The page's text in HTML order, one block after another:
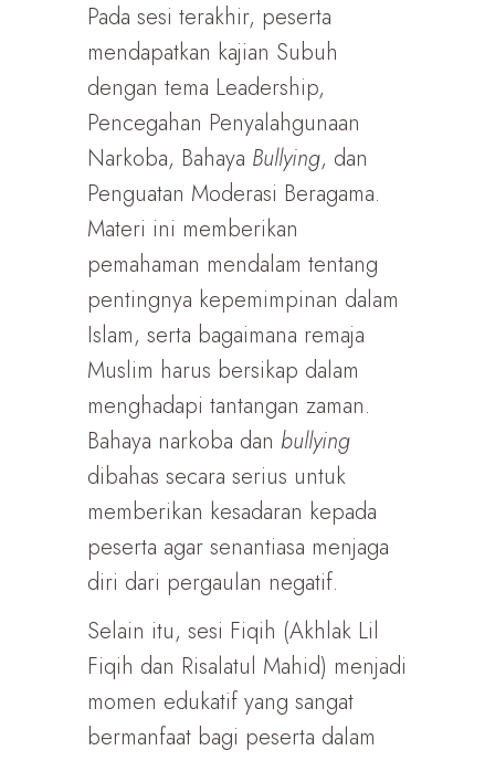
Pada sesi terakhir, peserta
mendapatkan kajian Subuh
dengan tema Leadership,
Pencegahan Penyalahgunaan
Narkoba, Bahaya Bullying, dan
Penguatan Moderasi Beragama.
Materi ini memberikan
pemahaman mendalam tentang
pentingnya kepemimpinan dalam
Islam, serta bagaimana remaja
Muslim harus bersikap dalam
menghadapi tantangan zaman.
Bahaya narkoba dan bullying
dibahas secara serius untuk
memberikan kesadaran kepada
peserta agar senantiasa menjaga
diri dari pergaulan negatif.
Selain itu, sesi Fiqih (Akhlak Lil
Fiqih dan Risalatul Mahid) menjadi
momen edukatif yang sangat
bermanfaat bagi peserta dalam